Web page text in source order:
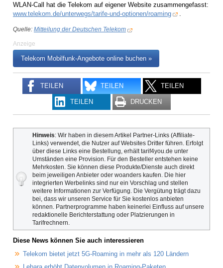
WLAN-Call hat die Telekom auf eigener Website zusammengefasst:
www.telekom.de/unterwegs/tarife-und-optionen/roaming
Quelle: Mitteilung der Deutschen Telekom
Anzeige
Telekom Mobilfunk-Angebote online buchen »
TEILEN TEILEN TEILEN
TEILEN DRUCKEN
Hinweis: Wir haben in diesem Artikel Partner-Links (Affiliate-
Links) verwendet, die Nutzer auf Websites Dritter führen. Erfolgt
über diese Links eine Bestellung, erhält tarif4you.de unter
Umständen eine Provision. Für den Besteller entstehen keine
Mehrkosten. Sie können diese Produkte/Dienste auch direkt
beim jeweiligen Anbieter oder woanders kaufen. Die hier
integrierten Werbelinks sind nur ein Vorschlag und stellen
weitere Informationen zur Verfügung. Die Vergütung trägt dazu
bei, dass wir unseren Service für Sie kostenlos anbieten
können. Partnerprogramme haben keinerlei Einfluss auf unsere
redaktionelle Berichterstattung oder Platzierungen in
Tarifrechnern.
Diese News können Sie auch interessieren
Telekom bietet jetzt 5G-Roaming in mehr als 120 Ländern